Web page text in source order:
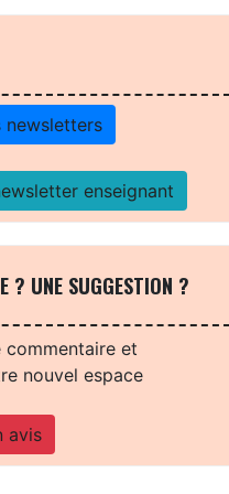
newsletters
enseignant
? UNE SUGGESTION ?
et
nouvel espace
avis